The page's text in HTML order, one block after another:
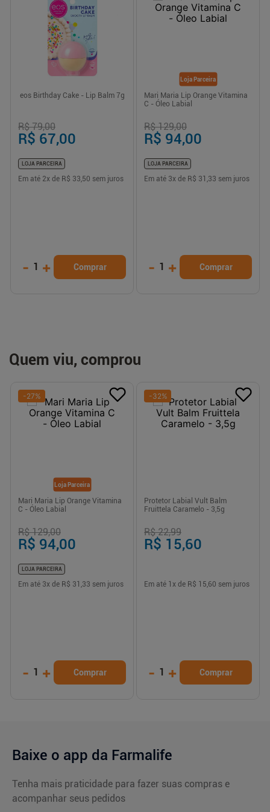
eos Birthday Cake - Lip Balm 7g
R$ 79,00
R$ 67,00
LOJA PARCEIRA
Em até 2x de R$ 33,50 sem juros
- 1 + Comprar
Loja Parceira
Mari Maria Lip Orange Vitamina
C - Óleo Labial
R$ 129,00
R$ 94,00
LOJA PARCEIRA
Em até 3x de R$ 31,33 sem juros
- 1 + Comprar
Quem viu, comprou
Loja Parceira
-27%
Mari Maria Lip Orange Vitamina
C - Óleo Labial
R$ 129,00
R$ 94,00
LOJA PARCEIRA
Em até 3x de R$ 31,33 sem juros
- 1 + Comprar
-32%
Protetor Labial Vult Balm
Fruittela Caramelo - 3,5g
R$ 22,99
R$ 15,60
Em até 1 x de R$ 15,60 sem juros
- 1 + Comprar
Baixe o app da Farmalife
Tenha mais praticidade para fazer suas compras e
acompanhar seus pedidos